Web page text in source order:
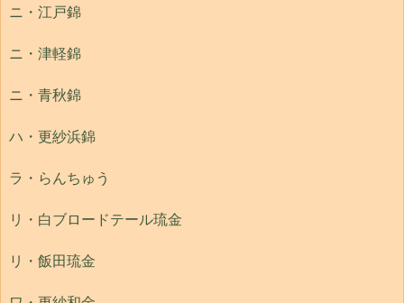
ニ・江戸錦
ニ・津軽錦
ニ・青秋錦
ハ・更紗浜錦
ラ・らんちゅう
リ・白ブロードテール琉金
リ・飯田琉金